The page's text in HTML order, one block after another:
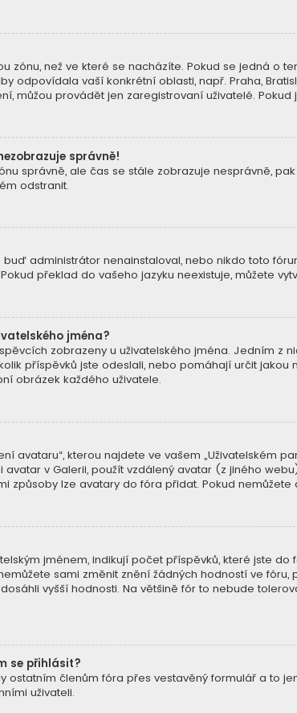
zónu, než ve které se nacházíte. Pokud se jedná o
odpovídala vaší konkrétní oblasti, např. Praha,
můžou provádět jen zaregistrovaní uživatelé.
správně!
správně, ale čas se stále zobrazuje nesprávně,
odstranit.
administrátor nenainstaloval, nebo nikdo toto
překlad do vašeho jazyku neexistuje, můžete
jména?
zobrazeny u uživatelského jména. Jedním
příspěvků jste odeslali, nebo pomáhají určit
obrázek každého uživatele.
avataru“, kterou najdete ve vašem „Uživatelském
avatar v Galerii, použít vzdálený avatar (z jiného
způsoby lze avatary do fóra přidat. Pokud
jménem, indikují počet příspěvků, které jste
sami změnit znění žádných hodností ve
vyšší hodnosti. Na většině fór to nebude
se přihlásit?
členům fóra přes vestavěný formulář a to
uživateli.